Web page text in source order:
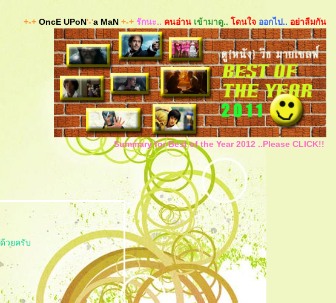
+-+OncE UPoN'-'a MaN +-+ รักนะ.. คนอ่าน เข้ามาดู.. ดนใจ ออกไป.. อย่าลืมกัน
Summary for Best of the Year 2012 ..Please CLICK!!
ด้วยครับ